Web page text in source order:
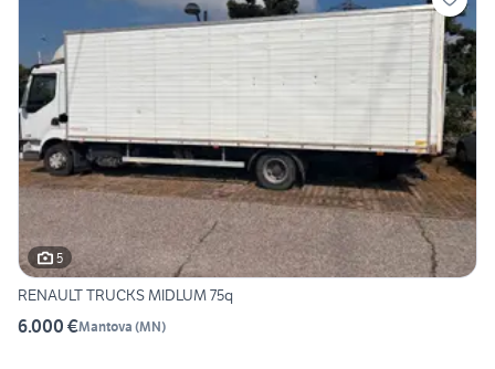
5
RENAULT TRUCKS MIDLUM 75q
6.000 €Mantova (MN)